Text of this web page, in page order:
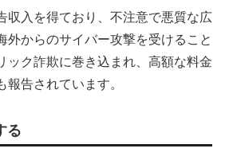
収入を得ており、不注意で悪質な広
外からのサイバー攻撃を受けること
ック詐欺に巻き込まれ、高額な料金
報告されています。
る